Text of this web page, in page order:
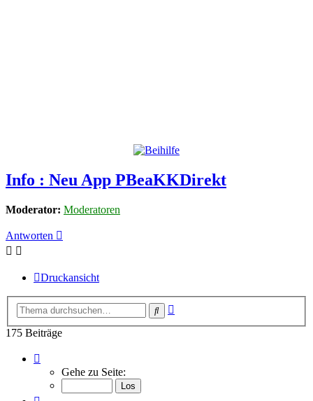
Info : Neu App PBeaKKDirekt
Moderator: Moderatoren
Antworten
Druckansicht
Suche
175 Beiträge
von
Gehe zu Seite: